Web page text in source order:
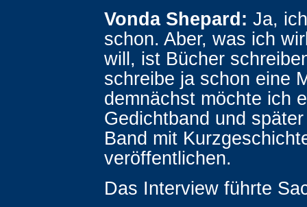
Vonda Shepard: Ja,
schon. Aber, was ich
will, ist Bücher
schreibe ja schon eine
demnächst möchte ich
Gedichtband und
Band mit
veröffentlichen.
Das Interview führte